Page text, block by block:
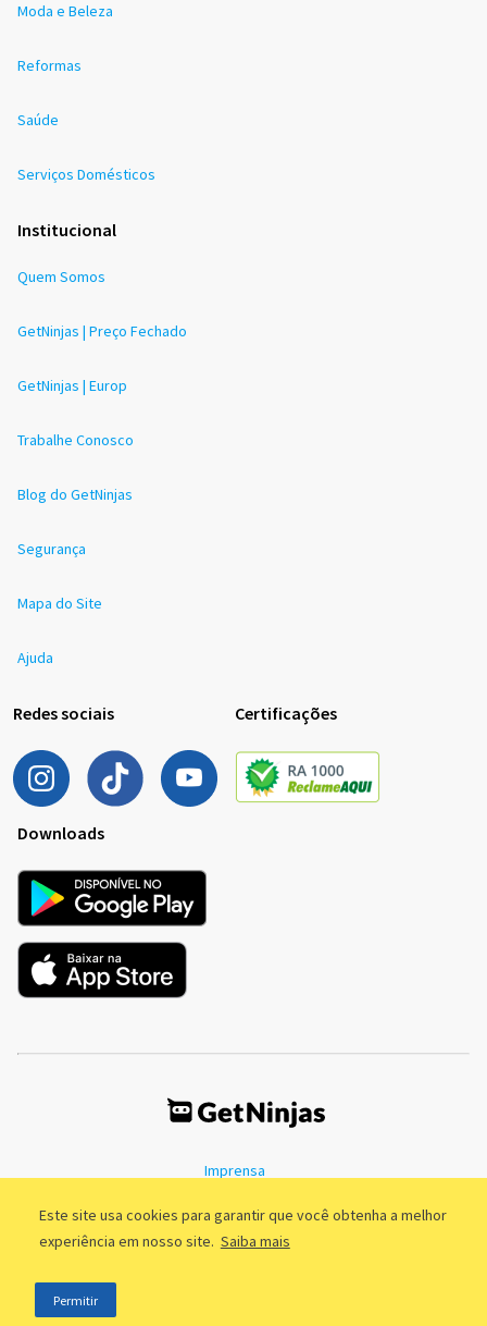
Este site usa cookies para garantir que você obtenha a melhor
experiência em nosso site. Saiba mais
Permitir
Moda e Beleza
Reformas
Saúde
Serviços Domésticos
Institucional
Quem Somos
GetNinjas | Preço Fechado
GetNinjas | Europ
Trabalhe Conosco
Blog do GetNinjas
Segurança
Mapa do Site
Ajuda
Redes sociais Certificações
Downloads
Imprensa
Política de Privacidade
©2011 - 2026, GetNinjas LTDA. CNPJ 55.744.877/0001-89 - Rua Dr.